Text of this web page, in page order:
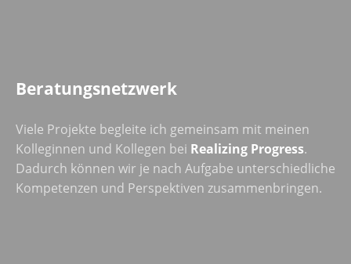
Beratungsnetzwerk
Viele Projekte begleite ich gemeinsam mit meinen
Kolleginnen und Kollegen bei Realizing Progress.
Dadurch können wir je nach Aufgabe unterschiedliche
Kompetenzen und Perspektiven zusammenbringen.